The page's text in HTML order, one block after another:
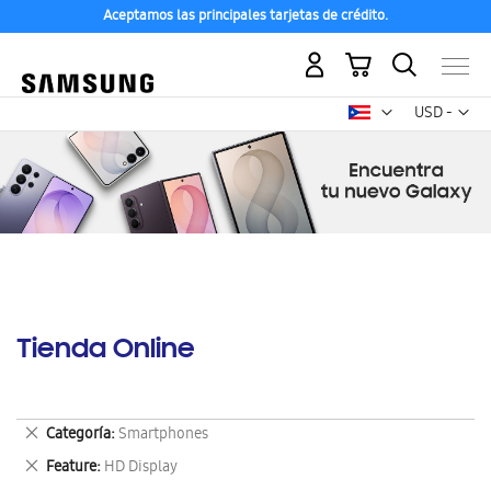
Aceptamos las principales tarjetas de crédito.
USD -
dólar
Mi carrito
Tienda Online
Categoría Smartphones
Eliminar
este
artículo
Feature HD Display
Eliminar